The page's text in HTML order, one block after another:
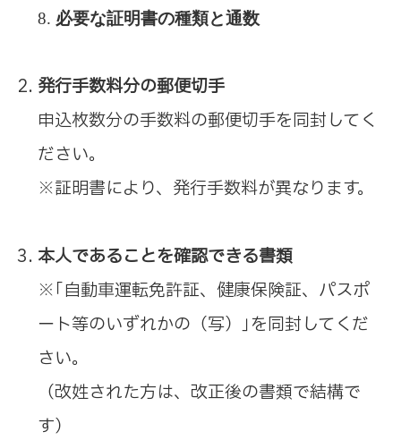
必要な証明書の種類と通数
発行手数料分の郵便切手
申込枚数分の手数料の郵便切手を同封してく
ださい。
※証明書により、発行手数料が異なります。
本人であることを確認できる書類
※｢自動車運転免許証、健康保険証、パスポ
ート等のいずれかの（写）｣を同封してくだ
さい。
（改姓された方は、改正後の書類で結構で
す）